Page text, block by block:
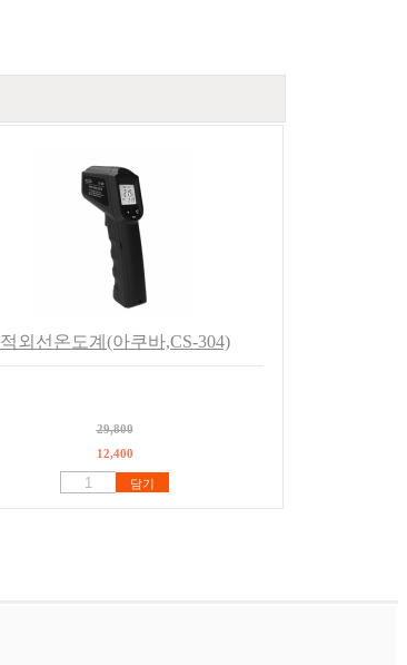
적외선온도계(아쿠바,CS-304)
29,800
12,400
담기